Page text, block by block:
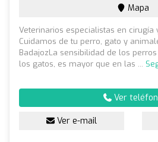
Mapa
Veterinarios especialistas en cirugía
Cuidamos de tu perro, gato y
BadajozLa sensibilidad de los
los gatos, es mayor que en las ...
Ver
Ver e-mail